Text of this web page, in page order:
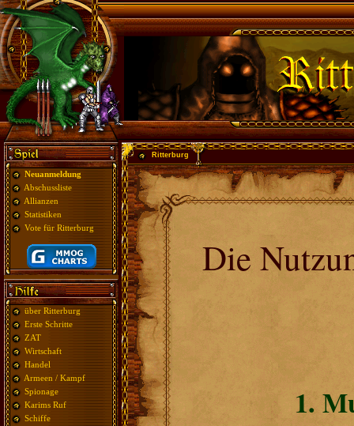
Neuanmeldung
Abschussliste
Allianzen
Statistiken
Vote für Ritterburg
über Ritterburg
Erste Schritte
ZAT
Wirtschaft
Handel
Armeen / Kampf
Spionage
Karims Ruf
Schiffe
Ritterburg
Die
1.